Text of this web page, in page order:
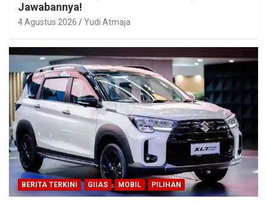
Jawabannya!
4 Agustus 2026 Yudi Atmaja
BERITA TERKINI GIIAS MOBIL PILIHAN